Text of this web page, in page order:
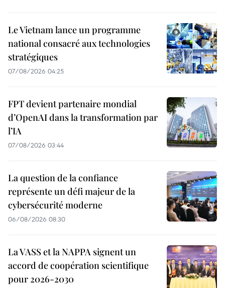
Le Vietnam lance un programme
national consacré aux technologies
stratégiques
07/08/2026 04:25
FPT devient partenaire mondial
d’OpenAI dans la transformation par
l’IA
07/08/2026 03:44
La question de la confiance
représente un défi majeur de la
cybersécurité moderne
06/08/2026 08:30
La VASS et la NAPPA signent un
accord de coopération scientifique
pour 2026-2030